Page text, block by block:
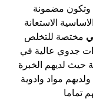
وتكون مضمونة
الاستعانة
مختصة للتخلص
جدوي عالية في
حيث لديهم الخبرة
مواد وادوية
تماما